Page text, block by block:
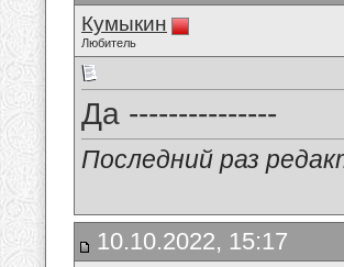
Кумыкин
Любитель
Да ---------------
Последний раз
10.10.2022, 15:17